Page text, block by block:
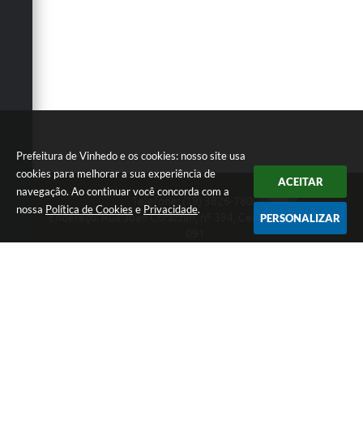
Prefeitura de Vinhedo e os cookies: nosso site usa
cookies para melhorar a sua experiência de
navegação. Ao continuar você concorda com a
nossa Política de Cookies e Privacidade.
ACEITAR
PERSONALIZAR
Telefone: (19) 3826-7800
Endereço: Rua João Corazzari, nº 394, Centro | CEP: 13280-